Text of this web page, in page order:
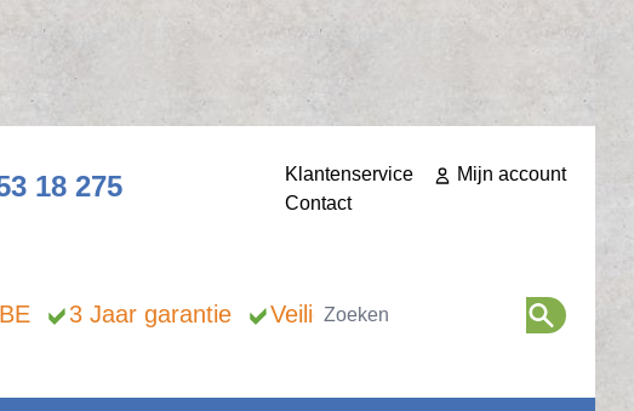
Zoeken
Klantenservice
Mijn account
Contact
18 275
3 Jaar garantie Veilig betalen